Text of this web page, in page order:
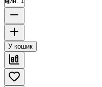
У кошик